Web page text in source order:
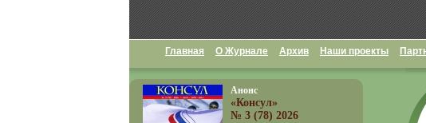
Главная О Журнале Архив Наши проекты
Анонс
«Консул»
№ 3 (78) 2026